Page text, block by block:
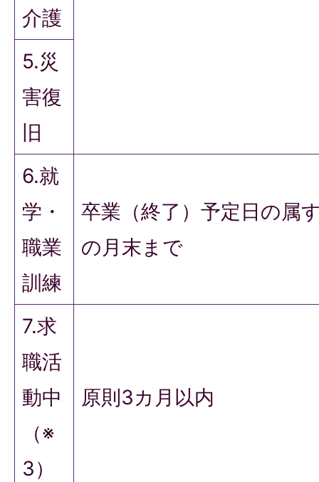
介護
5.災
害復
旧
6.就
学・
職業
訓練
卒業（終了）予定日の属
の月末まで
7.求
職活
動中
（※
3）
原則3カ月以内